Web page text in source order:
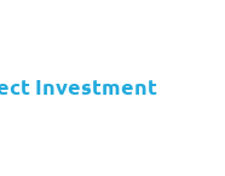
Investment